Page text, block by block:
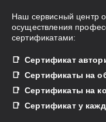
Наш сервисный центр
осуществления
сертификатами:
Сертификат
Сертификаты на
Сертификаты на
Сертификат у